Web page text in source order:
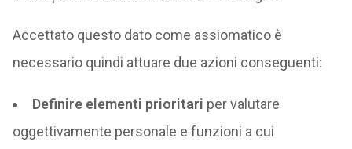
Accettato questo dato come assiomatico è
necessario quindi attuare due azioni conseguenti:
Definire elementi prioritari per valutare
oggettivamente personale e funzioni a cui